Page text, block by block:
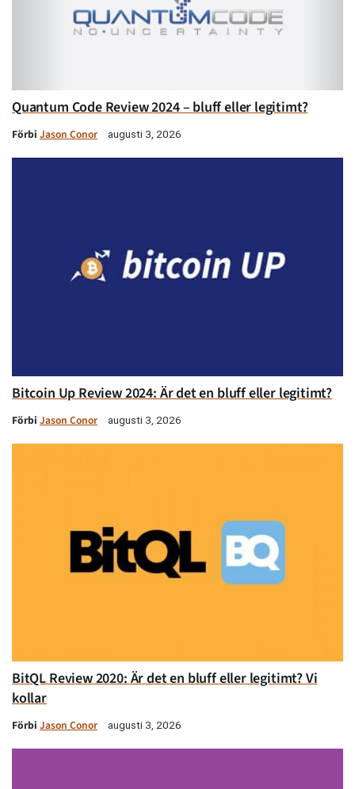
Quantum Code Review 2024 – bluff eller legitimt?
Förbi Jason Conor augusti 3, 2026
Bitcoin Up Review 2024: Är det en bluff eller legitimt?
Förbi Jason Conor augusti 3, 2026
BitQL Review 2020: Är det en bluff eller legitimt? Vi
kollar
Förbi Jason Conor augusti 3, 2026